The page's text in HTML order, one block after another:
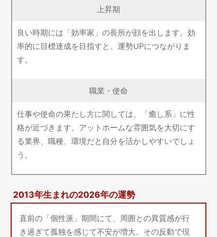
上昇期
良い時期には「効率家」の長所が顔を出します。効
率的に目標達成を目指すと、運勢UPにつながりま
す。
職業・使命
仕事や使命の果たし方に関しては、「癒し系」に性
格が近づきます。アットホームな雰囲気を大切にす
る業界、職種、環境だと自分を活かしやすいでしょ
う。
2013年生まれの2026年の運勢
直前の「個性派」期間にて、周囲との異質感が行
き過ぎて孤独を感じて不安が増大。その反動で現